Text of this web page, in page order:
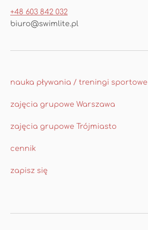
+48 603 842 032
biuro@swimlite.pl
nauka pływania / treningi sportowe
zajęcia grupowe Warszawa
zajęcia grupowe Trójmiasto
cennik
zapisz się